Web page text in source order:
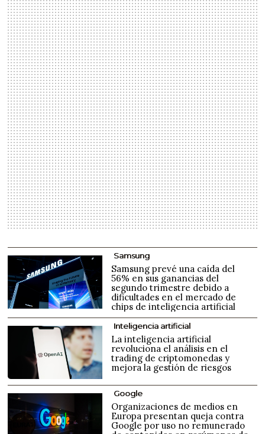
Samsung
Samsung prevé una caída del
56% en sus ganancias del
segundo trimestre debido a
dificultades en el mercado de
chips de inteligencia artificial
Inteligencia artificial
La inteligencia artificial
revoluciona el análisis en el
trading de criptomonedas y
mejora la gestión de riesgos
Google
Organizaciones de medios en
Europa presentan queja contra
Google por uso no remunerado